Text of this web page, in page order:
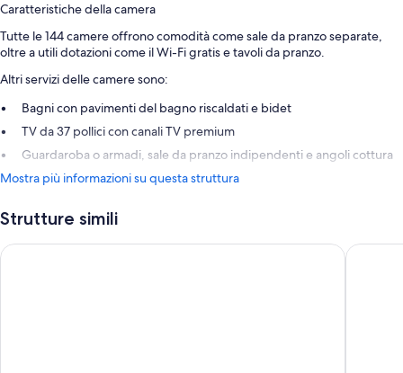
Caratteristiche della camera
Tutte le 144 camere offrono comodità come sale da pranzo separate,
oltre a utili dotazioni come il Wi-Fi gratis e tavoli da pranzo.
Altri servizi delle camere sono:
Bagni con pavimenti del bagno riscaldati e bidet
TV da 37 pollici con canali TV premium
Guardaroba o armadi, sale da pranzo indipendenti e angoli cottura
Mostra più informazioni su questa struttura
Strutture simili
Scandic Rovaniemi City Arctic